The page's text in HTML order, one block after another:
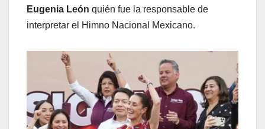
Eugenia León quién fue la responsable de
interpretar el Himno Nacional Mexicano.